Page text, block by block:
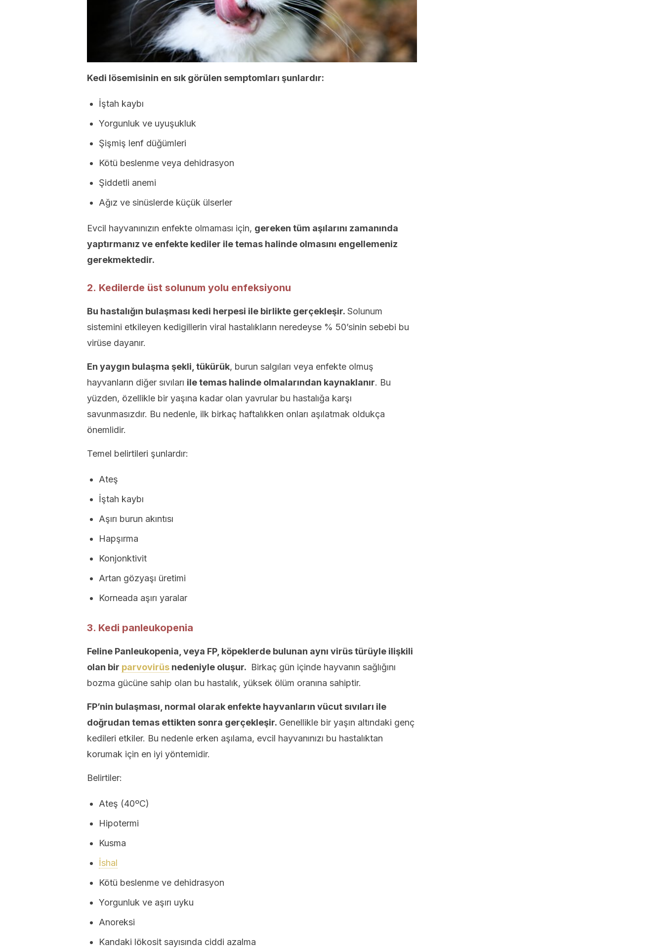
Kedi lösemisinin en sık görülen semptomları şunlardır:
İştah kaybı
Yorgunluk ve uyuşukluk
Şişmiş lenf düğümleri
Kötü beslenme veya dehidrasyon
Şiddetli anemi
Ağız ve sinüslerde küçük ülserler
Evcil hayvanınızın enfekte olmaması için, gereken tüm aşılarını zamanında
yaptırmanız ve enfekte kediler ile temas halinde olmasını engellemeniz
gerekmektedir.
2. Kedilerde üst solunum yolu enfeksiyonu
Bu hastalığın bulaşması kedi herpesi ile birlikte gerçekleşir. Solunum
sistemini etkileyen kedigillerin viral hastalıkların neredeyse % 50’sinin sebebi bu
virüse dayanır.
En yaygın bulaşma şekli, tükürük, burun salgıları veya enfekte olmuş
hayvanların diğer sıvıları ile temas halinde olmalarından kaynaklanır. Bu
yüzden, özellikle bir yaşına kadar olan yavrular bu hastalığa karşı
savunmasızdır. Bu nedenle, ilk birkaç haftalıkken onları aşılatmak oldukça
önemlidir.
Temel belirtileri şunlardır:
Ateş
İştah kaybı
Aşırı burun akıntısı
Hapşırma
Konjonktivit
Artan gözyaşı üretimi
Korneada aşırı yaralar
3. Kedi panleukopenia
Feline Panleukopenia, veya FP, köpeklerde bulunan aynı virüs türüyle ilişkili
olan bir parvovirüs nedeniyle oluşur. Birkaç gün içinde hayvanın sağlığını
bozma gücüne sahip olan bu hastalık, yüksek ölüm oranına sahiptir.
FP’nin bulaşması, normal olarak enfekte hayvanların vücut sıvıları ile
doğrudan temas ettikten sonra gerçekleşir. Genellikle bir yaşın altındaki genç
kedileri etkiler. Bu nedenle erken aşılama, evcil hayvanınızı bu hastalıktan
korumak için en iyi yöntemidir.
Belirtiler:
Ateş (40ºC)
Hipotermi
Kusma
İshal
Kötü beslenme ve dehidrasyon
Yorgunluk ve aşırı uyku
Anoreksi
Kandaki lökosit sayısında ciddi azalma